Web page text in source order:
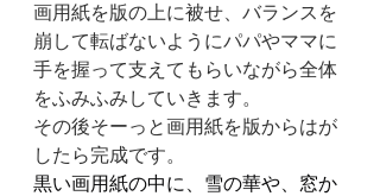
画用紙を版の上に被せ、バランスを
崩して転ばないようにパパやママに
手を握って支えてもらいながら全体
をふみふみしていきます。
その後そーっと画用紙を版からはが
したら完成です。
黒い画用紙の中に、雪の華や、窓か